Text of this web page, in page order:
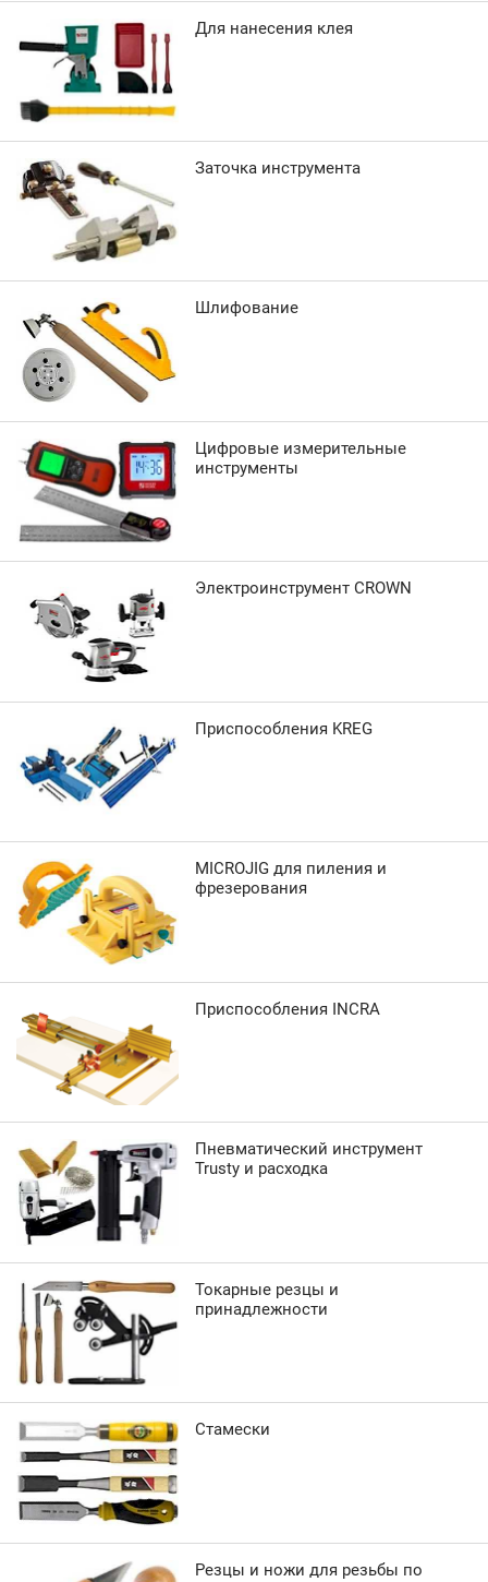
Для нанесения клея
Заточка инструмента
Шлифование
Цифровые измерительные
инструменты
Электроинструмент CROWN
Приспособления KREG
MICROJIG для пиления и
фрезерования
Приспособления INCRA
Пневматический инструмент
Trusty и расходка
Токарные резцы и
принадлежности
Стамески
Резцы и ножи для резьбы по